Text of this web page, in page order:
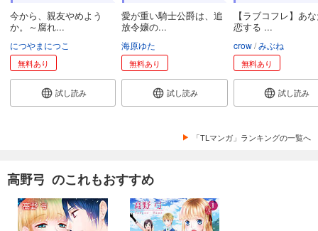
今から、親友やめよう
か。～腐れ...
につやまにつこ
無料あり
試し読み
愛が重い騎士公爵は、追
放令嬢の...
海原ゆた
無料あり
試し読み
【ラブコフレ】あ
恋する ...
crow みぶね
無料あり
試し読み
「TLマンガ」ランキングの一覧へ
高野弓 のこれもおすすめ